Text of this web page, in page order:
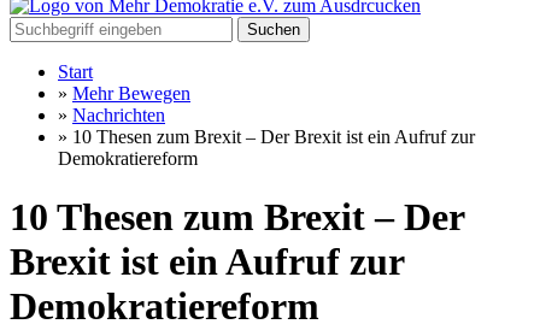
Suchen
Start
» Mehr Bewegen
» Nachrichten
» 10 Thesen zum Brexit – Der Brexit ist ein Aufruf zur
Demokratiereform
10 Thesen zum Brexit – Der
Brexit ist ein Aufruf zur
Demokratiereform